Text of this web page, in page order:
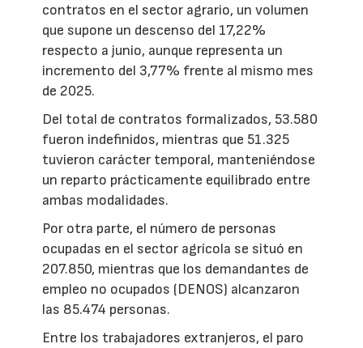
contratos en el sector agrario, un volumen
que supone un descenso del 17,22%
respecto a junio, aunque representa un
incremento del 3,77% frente al mismo mes
de 2025.
Del total de contratos formalizados, 53.580
fueron indefinidos, mientras que 51.325
tuvieron carácter temporal, manteniéndose
un reparto prácticamente equilibrado entre
ambas modalidades.
Por otra parte, el número de personas
ocupadas en el sector agrícola se situó en
207.850, mientras que los demandantes de
empleo no ocupados (DENOS) alcanzaron
las 85.474 personas.
Entre los trabajadores extranjeros, el paro